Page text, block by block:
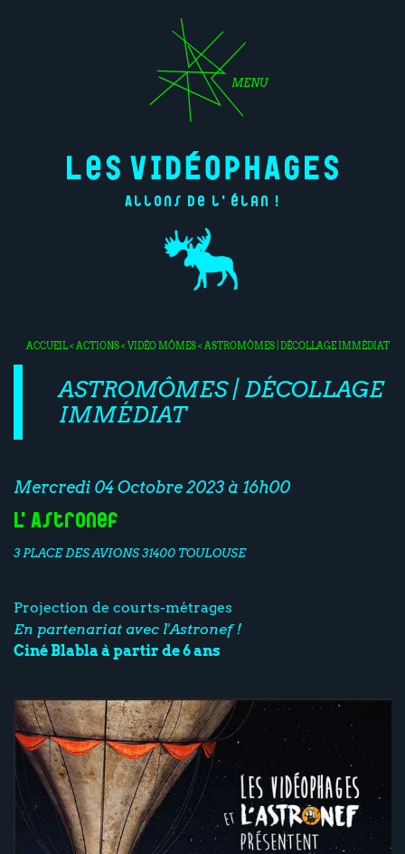
MENU
Allons de l'élan !
ACCUEIL<ACTIONS<VIDÉO MÔMES< ASTROMÔMES | DÉCOLLAGE IMMÉDIAT
ASTROMÔMES | DÉCOLLAGE
IMMÉDIAT
Mercredi 04 Octobre 2023 à 16h00
L'Astronef
3 PLACE DES AVIONS 31400 TOULOUSE
Projection de courts-métrages
En partenariat avec l'Astronef !
Ciné Blabla à partir de 6 ans